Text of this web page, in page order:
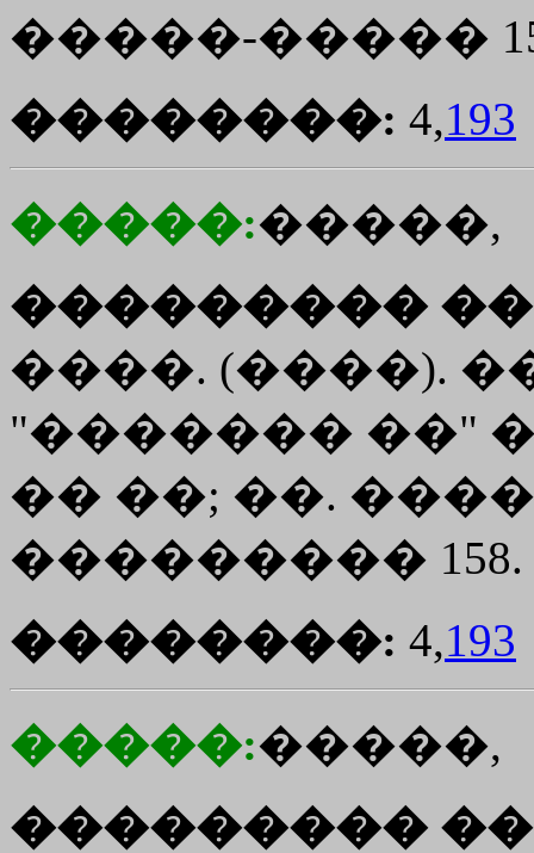
�����-�����
��������: 4,193
�����:�����,
���������
����. (����).
"������� ��" ��
�� ��; ��.
��������� 158.
��������: 4,193
�����:�����,
���������